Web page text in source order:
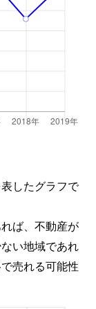
したグラフで
ば、不動産が
い地域であれ
売れる可能性